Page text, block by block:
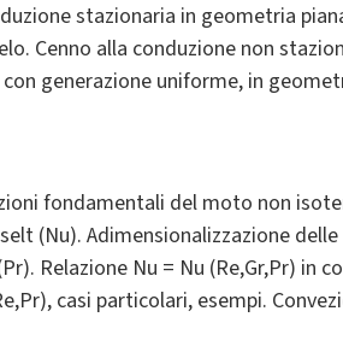
stazionaria in geometria
Cenno alla conduzione non
generazione uniforme, in
fondamentali del moto non
(Nu). Adimensionalizzazione
Relazione Nu = Nu (Re,Gr,Pr) in
casi particolari, esempi.